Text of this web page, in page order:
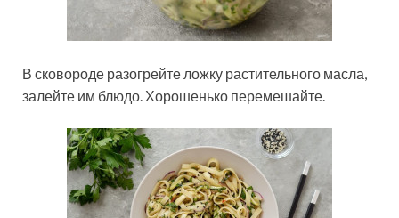
В сковороде разогрейте ложку растительного масла,
залейте им блюдо. Хорошенько перемешайте.